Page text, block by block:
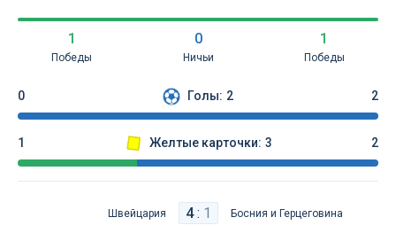
1
Победы
0
Ничьи
1
Победы
0 Голы: 2 2
1 Желтые карточки: 3 2
Швейцария 4: 1 Босния и Герцеговина